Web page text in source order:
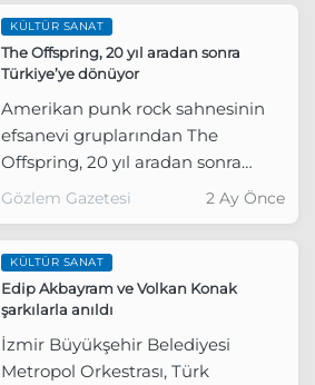
KÜLTÜR SANAT
The Offspring, 20 yıl aradan sonra
Türkiye’ye dönüyor
Amerikan punk rock sahnesinin
efsanevi gruplarından The
Offspring, 20 yıl aradan sonra
Türkiye’de dinleyiciyle buluşmaya
Gözlem Gazetesi 2 Ay Önce
KÜLTÜR SANAT
Edip Akbayram ve Volkan Konak
şarkılarla anıldı
İzmir Büyükşehir Belediyesi
Metropol Orkestrası, Türk